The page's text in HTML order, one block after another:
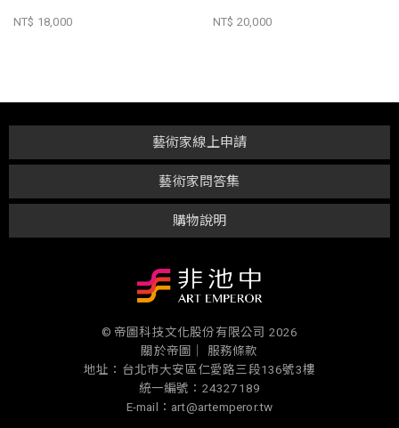
NT$ 18,000 NT$ 20,000
購物說明
藝術家問答集
藝術家線上申請
© 帝圖科技文化股份有限公司 2026
關於帝圖｜
服務條款
地址：台北市大安區仁愛路三段136號3樓
統一編號：24327189
E-mail：art@artemperor.tw